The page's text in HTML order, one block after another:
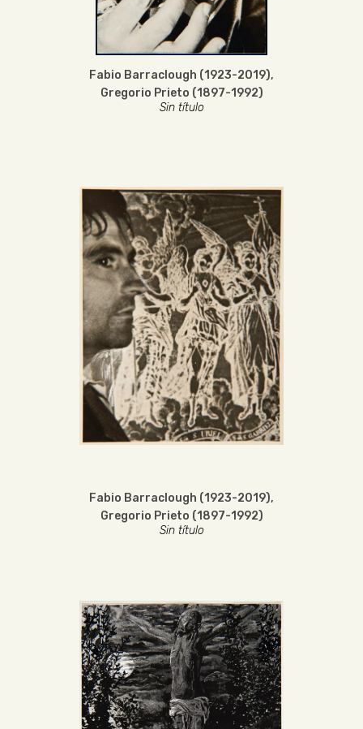
Fabio Barraclough (1923-2019),
Gregorio Prieto (1897-1992)
Sin título
Fabio Barraclough (1923-2019),
Gregorio Prieto (1897-1992)
Sin título